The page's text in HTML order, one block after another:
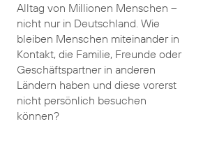
Alltag von Millionen Menschen –
nicht nur in Deutschland. Wie
bleiben Menschen miteinander in
Kontakt, die Familie, Freunde oder
Geschäftspartner in anderen
Ländern haben und diese vorerst
nicht persönlich besuchen
können?